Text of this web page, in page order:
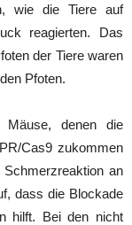
wie die Tiere auf
reagierten. Das
der Tiere waren
Pfoten.
Mäuse, denen die
Cas9 zukommen
an
dass die Blockade
hilft. Bei den nicht